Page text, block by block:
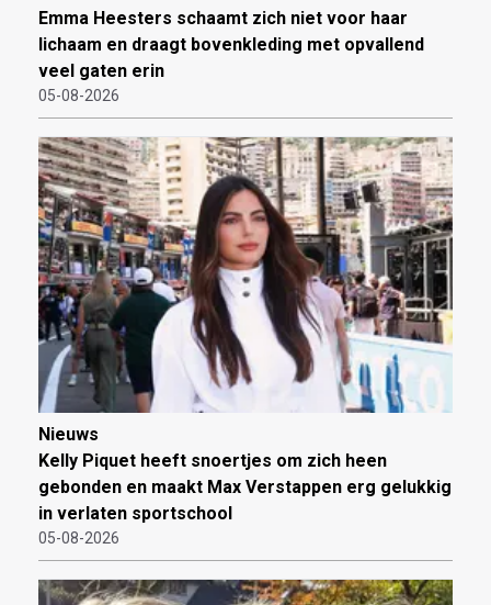
Emma Heesters schaamt zich niet voor haar
lichaam en draagt bovenkleding met opvallend
veel gaten erin
05-08-2026
Nieuws
Kelly Piquet heeft snoertjes om zich heen
gebonden en maakt Max Verstappen erg gelukkig
in verlaten sportschool
05-08-2026